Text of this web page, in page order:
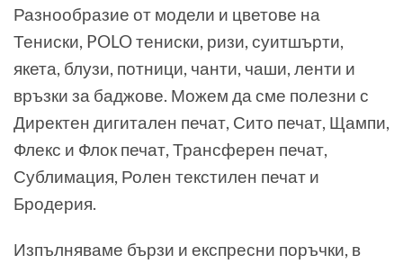
Разнообразие от модели и цветове на
Тениски, POLO тениски, ризи, суитшърти,
якета, блузи, потници, чанти, чаши, ленти и
връзки за баджове. Можем да сме полезни с
Директен дигитален печат, Сито печат, Щампи,
Флекс и Флок печат, Трансферен печат,
Сублимация, Ролен текстилен печат и
Бродерия.
Изпълняваме бързи и експресни поръчки, в